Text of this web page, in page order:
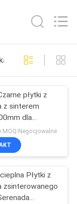
475
39
płytki z
z sinterem
dla
MOQ:Negocjowalne
Płytki z
zsinterowanego